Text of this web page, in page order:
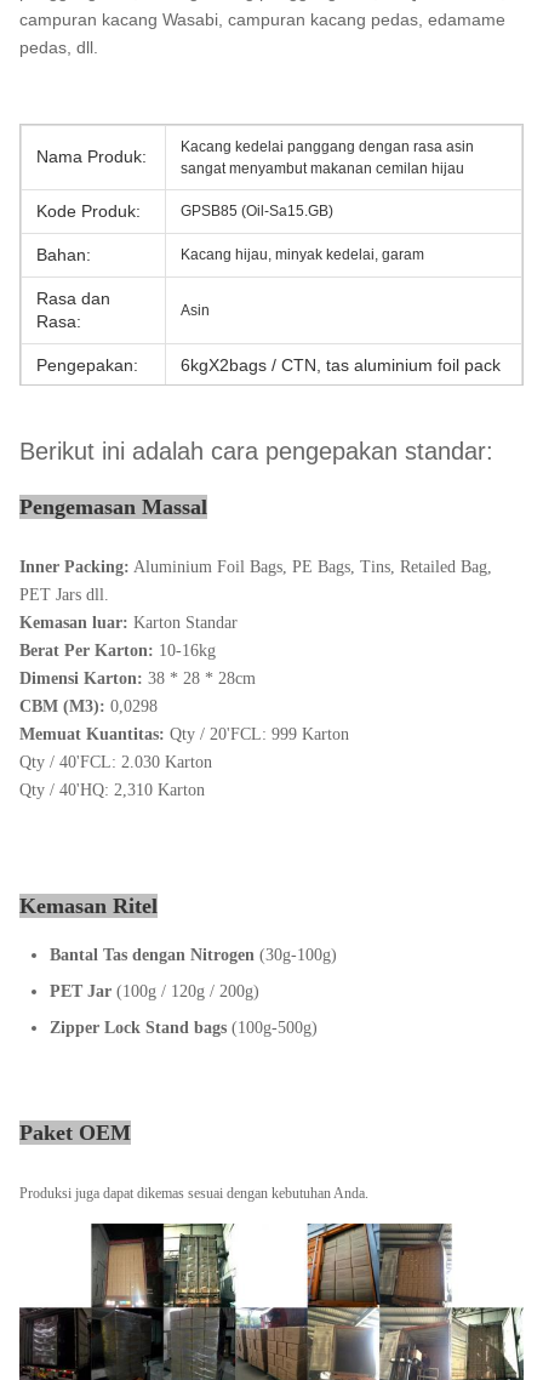
campuran kacang Wasabi, campuran kacang pedas, edamame
pedas, dll.
Nama Produk:
Kacang kedelai panggang dengan rasa asin
sangat menyambut makanan cemilan hijau
Kode Produk: GPSB85 (Oil-Sa15.GB)
Bahan: Kacang hijau, minyak kedelai, garam
Rasa dan
Rasa:
Asin
Pengepakan: 6kgX2bags / CTN, tas aluminium foil pack
Jangka waktu
T / T, L / C, D / P
Pelabuhan: Shanghai
Pemesanan
minimum:
1 Metrik Ton
Patokan
harga:
Waktu
pengiriman:
Berikut ini adalah cara pengepakan standar:
Pengemasan Massal
Inner Packing: Aluminium Foil Bags, PE Bags, Tins, Retailed Bag,
PET Jars dll.
Kemasan luar: Karton Standar
Berat Per Karton: 10-16kg
Dimensi Karton: 38 * 28 * 28cm
CBM (M3): 0,0298
Memuat Kuantitas: Qty / 20'FCL: 999 Karton
Qty / 40'FCL: 2.030 Karton
Qty / 40'HQ: 2,310 Karton
Kemasan Ritel
Bantal Tas dengan Nitrogen (30g-100g)
PET Jar (100g / 120g / 200g)
Zipper Lock Stand bags (100g-500g)
Paket OEM
Produksi juga dapat dikemas sesuai dengan kebutuhan Anda.